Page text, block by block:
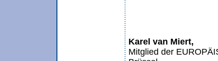
Karel van Miert,
Mitglied der